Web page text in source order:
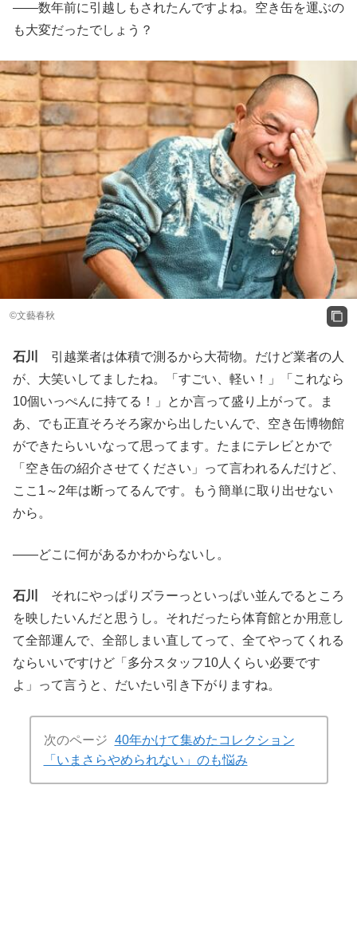
――数年前に引越しもされたんですよね。空き缶を運ぶの
も大変だったでしょう？
©︎文藝春秋
石川
引越業者は体積で測るから大荷物。だけど業者の人
が、大笑いしてましたね。「すごい、軽い！」「これなら
10個いっぺんに持てる！」とか言って盛り上がって。ま
あ、でも正直そろそろ家から出したいんで、空き缶博物館
ができたらいいなって思ってます。たまにテレビとかで
「空き缶の紹介させてください」って言われるんだけど、
ここ1～2年は断ってるんです。もう簡単に取り出せない
から。
――どこに何があるかわからないし。
石川
それにやっぱりズラーっといっぱい並んでるところ
を映したいんだと思うし。それだったら体育館とか用意し
て全部運んで、全部しまい直してって、全てやってくれる
ならいいですけど「多分スタッフ10人くらい必要です
よ」って言うと、だいたい引き下がりますね。
次のページ 40年かけて集めたコレクション
「いまさらやめられない」のも悩み